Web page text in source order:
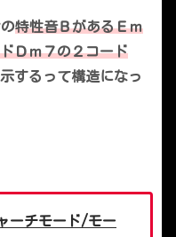
特性音ＢがあるＥｍ
Ｄｍ７の２コード
するって構造になっ
ーチモード/モー